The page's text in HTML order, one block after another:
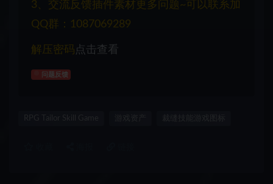
3、交流反馈插件素材更多问题~可以联系加
QQ群：1087069289
解压密码 点击查看
问题反馈
RPG Tailor Skill Game